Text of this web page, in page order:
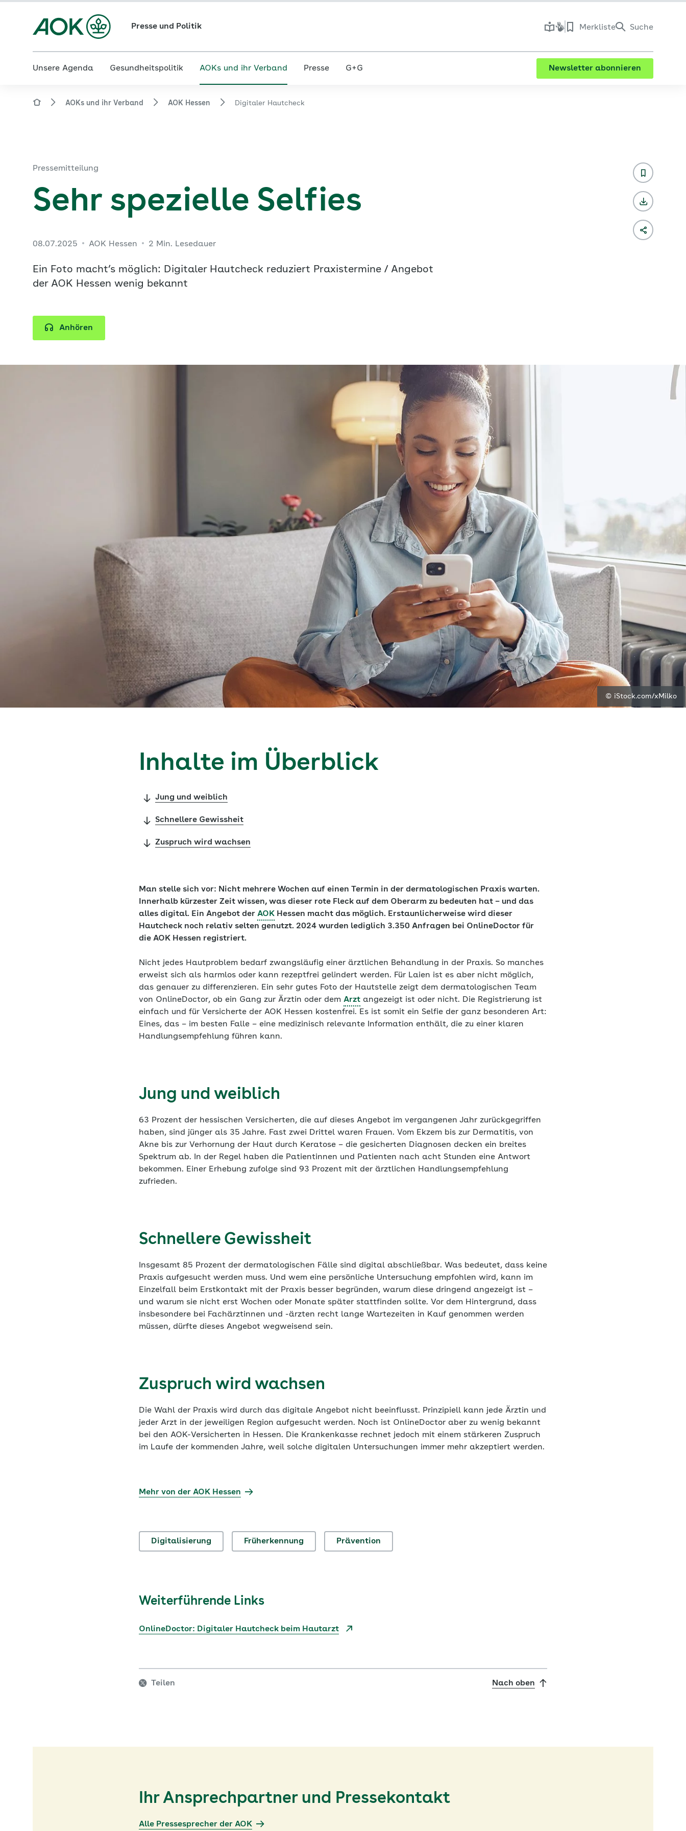
Presse und Politik Merkliste Suche
Unsere Agenda Gesundheitspolitik AOKs und ihr Verband Presse G+G Newsletter abonnieren
AOKs und ihr Verband AOK Hessen Digitaler Hautcheck
Pressemitteilung
Sehr spezielle Selfies
08.07.2025 AOK Hessen 2 Min. Lesedauer
Ein Foto macht’s möglich: Digitaler Hautcheck reduziert Praxistermine / Angebot
der AOK Hessen wenig bekannt
Anhören
© iStock.com/xMilko
Inhalte im Überblick
Jung und weiblich
Schnellere Gewissheit
Zuspruch wird wachsen
Man stelle sich vor: Nicht mehrere Wochen auf einen Termin in der dermatologischen Praxis warten.
Innerhalb kürzester Zeit wissen, was dieser rote Fleck auf dem Oberarm zu bedeuten hat – und das
alles digital. Ein Angebot der AOK Hessen macht das möglich. Erstaunlicherweise wird dieser
Hautcheck noch relativ selten genutzt. 2024 wurden lediglich 3.350 Anfragen bei OnlineDoctor für
die AOK Hessen registriert.
Nicht jedes Hautproblem bedarf zwangsläufig einer ärztlichen Behandlung in der Praxis. So manches
erweist sich als harmlos oder kann rezeptfrei gelindert werden. Für Laien ist es aber nicht möglich,
das genauer zu differenzieren. Ein sehr gutes Foto der Hautstelle zeigt dem dermatologischen Team
von OnlineDoctor, ob ein Gang zur Ärztin oder dem Arzt angezeigt ist oder nicht. Die Registrierung ist
einfach und für Versicherte der AOK Hessen kostenfrei. Es ist somit ein Selfie der ganz besonderen Art:
Eines, das – im besten Falle – eine medizinisch relevante Information enthält, die zu einer klaren
Handlungsempfehlung führen kann.
Jung und weiblich
63 Prozent der hessischen Versicherten, die auf dieses Angebot im vergangenen Jahr zurückgegriffen
haben, sind jünger als 35 Jahre. Fast zwei Drittel waren Frauen. Vom Ekzem bis zur Dermatitis, von
Akne bis zur Verhornung der Haut durch Keratose – die gesicherten Diagnosen decken ein breites
Spektrum ab. In der Regel haben die Patientinnen und Patienten nach acht Stunden eine Antwort
bekommen. Einer Erhebung zufolge sind 93 Prozent mit der ärztlichen Handlungsempfehlung
zufrieden.
Schnellere Gewissheit
Insgesamt 85 Prozent der dermatologischen Fälle sind digital abschließbar. Was bedeutet, dass keine
Praxis aufgesucht werden muss. Und wem eine persönliche Untersuchung empfohlen wird, kann im
Einzelfall beim Erstkontakt mit der Praxis besser begründen, warum diese dringend angezeigt ist –
und warum sie nicht erst Wochen oder Monate später stattfinden sollte. Vor dem Hintergrund, dass
insbesondere bei Fachärztinnen und -ärzten recht lange Wartezeiten in Kauf genommen werden
müssen, dürfte dieses Angebot wegweisend sein.
Zuspruch wird wachsen
Die Wahl der Praxis wird durch das digitale Angebot nicht beeinflusst. Prinzipiell kann jede Ärztin und
jeder Arzt in der jeweiligen Region aufgesucht werden. Noch ist OnlineDoctor aber zu wenig bekannt
bei den AOK-Versicherten in Hessen. Die Krankenkasse rechnet jedoch mit einem stärkeren Zuspruch
im Laufe der kommenden Jahre, weil solche digitalen Untersuchungen immer mehr akzeptiert werden.
Mehr von der AOK Hessen
Digitalisierung Früherkennung Prävention
Weiterführende Links
OnlineDoctor: Digitaler Hautcheck beim Hautarzt
Teilen Nach oben
Ihr Ansprechpartner und Pressekontakt
Alle Pressesprecher der AOK